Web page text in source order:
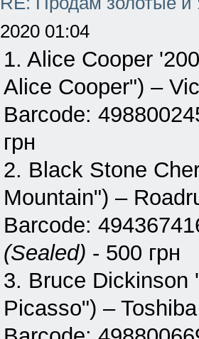
2020 01:04
1. Alice Cooper
Alice Cooper") –
Barcode:
грн
2. Black Stone
Mountain") –
Barcode:
(Sealed) - 500 грн
3. Bruce Dickinson
Picasso") –